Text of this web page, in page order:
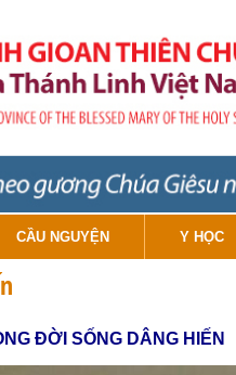
CẦU NGUYỆN Y HỌC
ĐỜI SỐNG DÂNG HIẾN